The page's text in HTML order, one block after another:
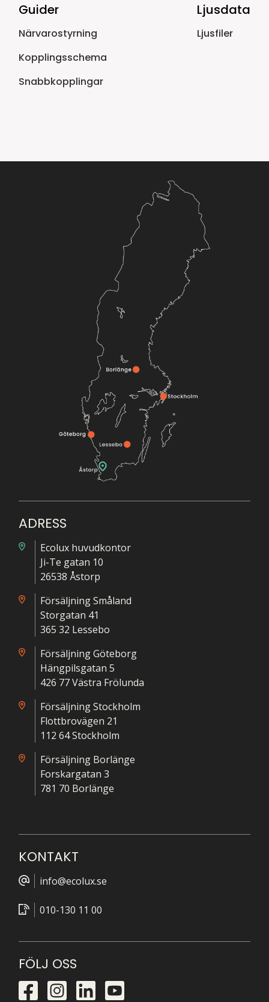
Guider
Närvarostyrning
Kopplingsschema
Snabbkopplingar
Ljusdata
Ljusfiler
ADRESS
Ecolux huvudkontor
Ji-Te gatan 10
26538 Åstorp
Försäljning Småland
Storgatan 41
365 32 Lessebo
Försäljning Göteborg
Hängpilsgatan 5
426 77 Västra Frölunda
Försäljning Stockholm
Flottbrovägen 21
112 64 Stockholm
Försäljning Borlänge
Forskargatan 3
781 70 Borlänge
KONTAKT
info@ecolux.se
010-130 11 00
FÖLJ OSS